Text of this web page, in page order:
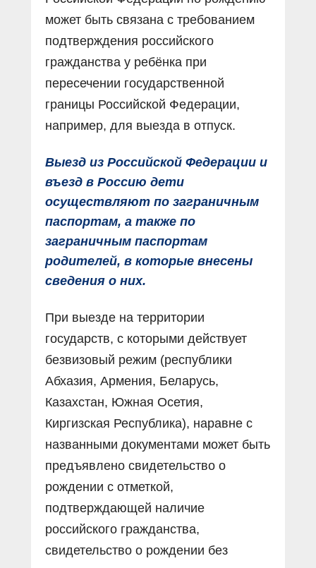
может быть связана с требованием
подтверждения российского
гражданства у ребёнка при
пересечении государственной
границы Российской Федерации,
например, для выезда в отпуск.
Выезд из Российской Федерации и
въезд в Россию дети
осуществляют по заграничным
паспортам, а также по
заграничным паспортам
родителей, в которые внесены
сведения о них.
При выезде на территории
государств, с которыми действует
безвизовый режим (республики
Абхазия, Армения, Беларусь,
Казахстан, Южная Осетия,
Киргизская Республика), наравне с
названными документами может быть
предъявлено свидетельство о
рождении с отметкой,
подтверждающей наличие
российского гражданства,
свидетельство о рождении без